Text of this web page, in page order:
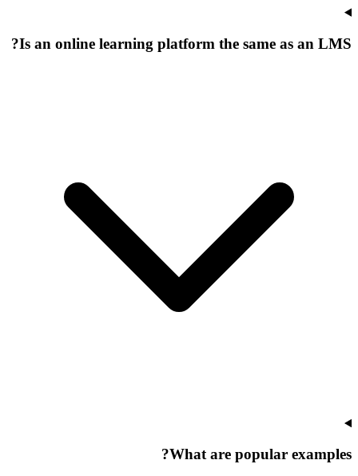
Is an online learning platform the same as an LMS?
What are popular examples?